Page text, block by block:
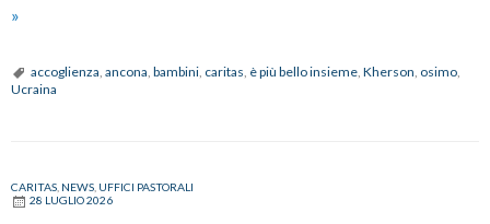
Si
il
Progetto
insieme”
»
accoglienza, ancona, bambini, caritas, è più bello insieme, Kherson, osimo,
Ucraina
CARITAS NEWS UFFICI PASTORALI
28 LUGLIO 2026